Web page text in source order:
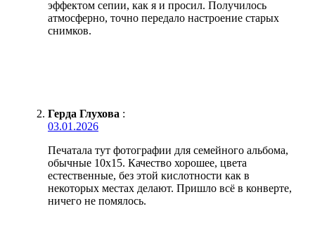
эффектом сепии, как я и просил. Получилось
атмосферно, точно передало настроение старых
снимков.
Герда Глухова :
03.01.2026
Печатала тут фотографии для семейного альбома,
обычные 10х15. Качество хорошее, цвета
естественные, без этой кислотности как в
некоторых местах делают. Пришло всё в конверте,
ничего не помялось.